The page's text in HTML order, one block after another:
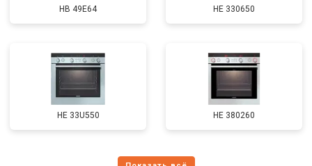
HB 49E64 HE 330650
HE 33U550 HE 380260